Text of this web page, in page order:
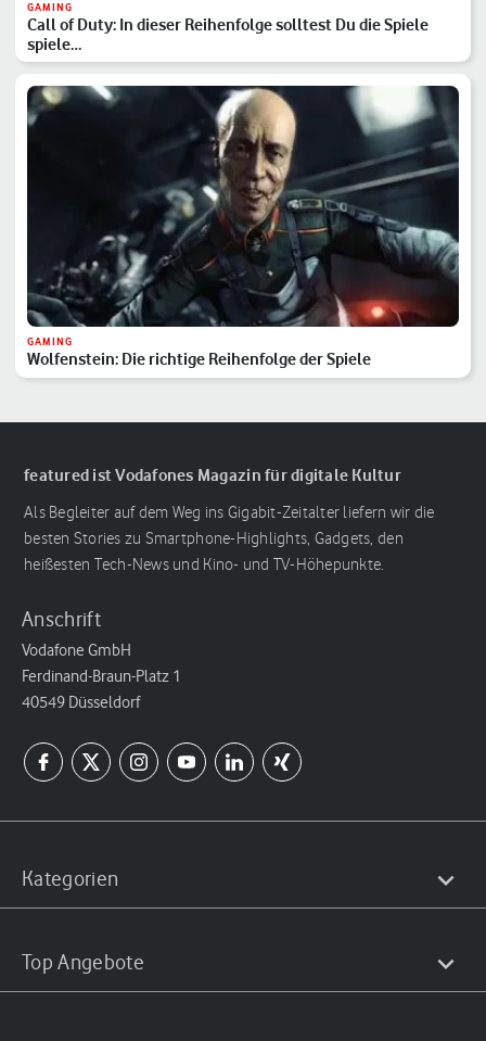
GAMING
Call of Duty: In dieser Reihenfolge solltest Du die Spiele
spiele…
GAMING
Wolfenstein: Die richtige Reihenfolge der Spiele
featured ist Vodafones Magazin für digitale Kultur
Als Begleiter auf dem Weg ins Gigabit-Zeitalter liefern wir die
besten Stories zu Smartphone-Highlights, Gadgets, den
heißesten Tech-News und Kino- und TV-Höhepunkte.
Anschrift
Vodafone GmbH
Ferdinand-Braun-Platz 1
40549 Düsseldorf
Kategorien
Top Angebote